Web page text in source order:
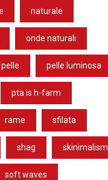
naturale
onde naturali
pelle pelle luminosa
pta is h-farm
rame sfilata
shag skinimalism
soft waves